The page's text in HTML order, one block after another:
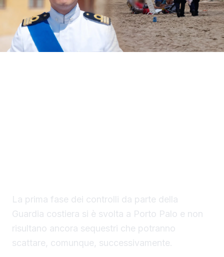
La prima fase dei controlli da parte della
Guardia costiera si è svolta a Porto Palo e non
risultano ancora sequestri che potranno
scattare, comunque, successivamente.